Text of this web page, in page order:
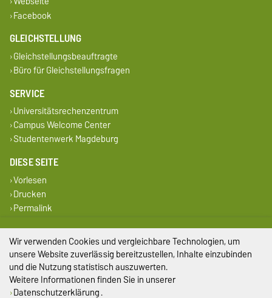
Facebook
GLEICHSTELLUNG
Gleichstellungsbeauftragte
Büro für Gleichstellungsfragen
SERVICE
Universitätsrechenzentrum
Campus Welcome Center
Studentenwerk Magdeburg
DIESE SEITE
Vorlesen
Drucken
Permalink
Impressum
Datenschutz
Barrierefreiheit
Wir verwenden Cookies und vergleichbare Technologien, um
unsere Website zuverlässig bereitzustellen, Inhalte einzubinden
und die Nutzung statistisch auszuwerten.
Weitere Informationen finden Sie in unserer
Datenschutzerklärung.